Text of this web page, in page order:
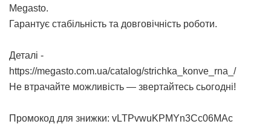
Megasto.
Гарантує стабільність та довговічність роботи.
Деталі -
https://megasto.com.ua/catalog/strichka_konve_rna_/
Не втрачайте можливість — звертайтесь сьогодні!
Промокод для знижки: vLTPvwuKPMYn3Cc06MAc